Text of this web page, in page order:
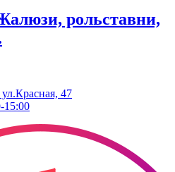
рольставни,
47
15:00